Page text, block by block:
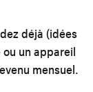
déjà (idées
un appareil
mensuel.